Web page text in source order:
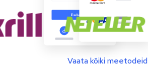
Vaata kõiki meetodeid